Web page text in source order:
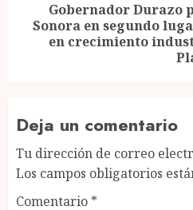
Next
Gobernador Durazo
Sonora en segundo
en crecimiento
Deja un comentario
Tu dirección de correo
Los campos obligatorios
Comentario *